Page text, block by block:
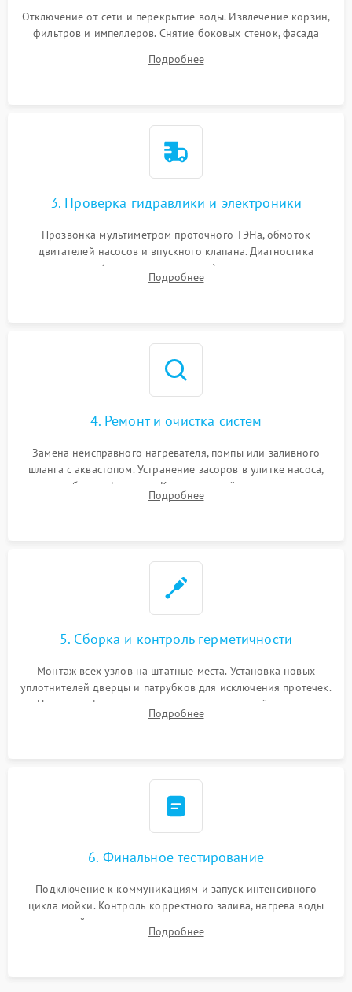
Отключение от сети и перекрытие воды. Извлечение корзин,
фильтров и импеллеров. Снятие боковых стенок, фасада
циркуляционному насосу, ТЭНу и сливной помпе.
Подробнее
3. Проверка гидравлики и электроники
Прозвонка мультиметром проточного ТЭНа, обмоток
двигателей насосов и впускного клапана. Диагностика
прессостата (датчика уровня воды), датчика мутности,
концевика дверцы и электронного модуля управления.
Подробнее
4. Ремонт и очистка систем
Замена неисправного нагревателя, помпы или заливного
шланга с аквастопом. Устранение засоров в улитке насоса,
патрубках и фильтрах. Компонентный ремонт платы
управления, восстановление поврежденной проводки.
Подробнее
5. Сборка и контроль герметичности
Монтаж всех узлов на штатные места. Установка новых
уплотнителей дверцы и патрубков для исключения протечек.
Надежная фиксация хомутов гидравлической системы,
сборка корпуса и установка датчика поплавка.
Подробнее
6. Финальное тестирование
Подключение к коммуникациям и запуск интенсивного
цикла мойки. Контроль корректного залива, нагрева воды
до нужной температуры, отсутствия посторонних шумов,
штатного слива и абсолютной сухости в поддоне.
Подробнее